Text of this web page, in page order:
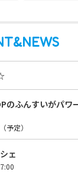
ふんすいがパワ
予定）
ェ